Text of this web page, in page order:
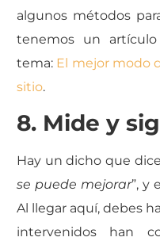
algunos métodos
tenemos un
tema: El mejor modo
sitio.
8. Mide y
Hay un dicho que
se puede mejorar”, y
Al llegar aquí, debes
intervenidos han